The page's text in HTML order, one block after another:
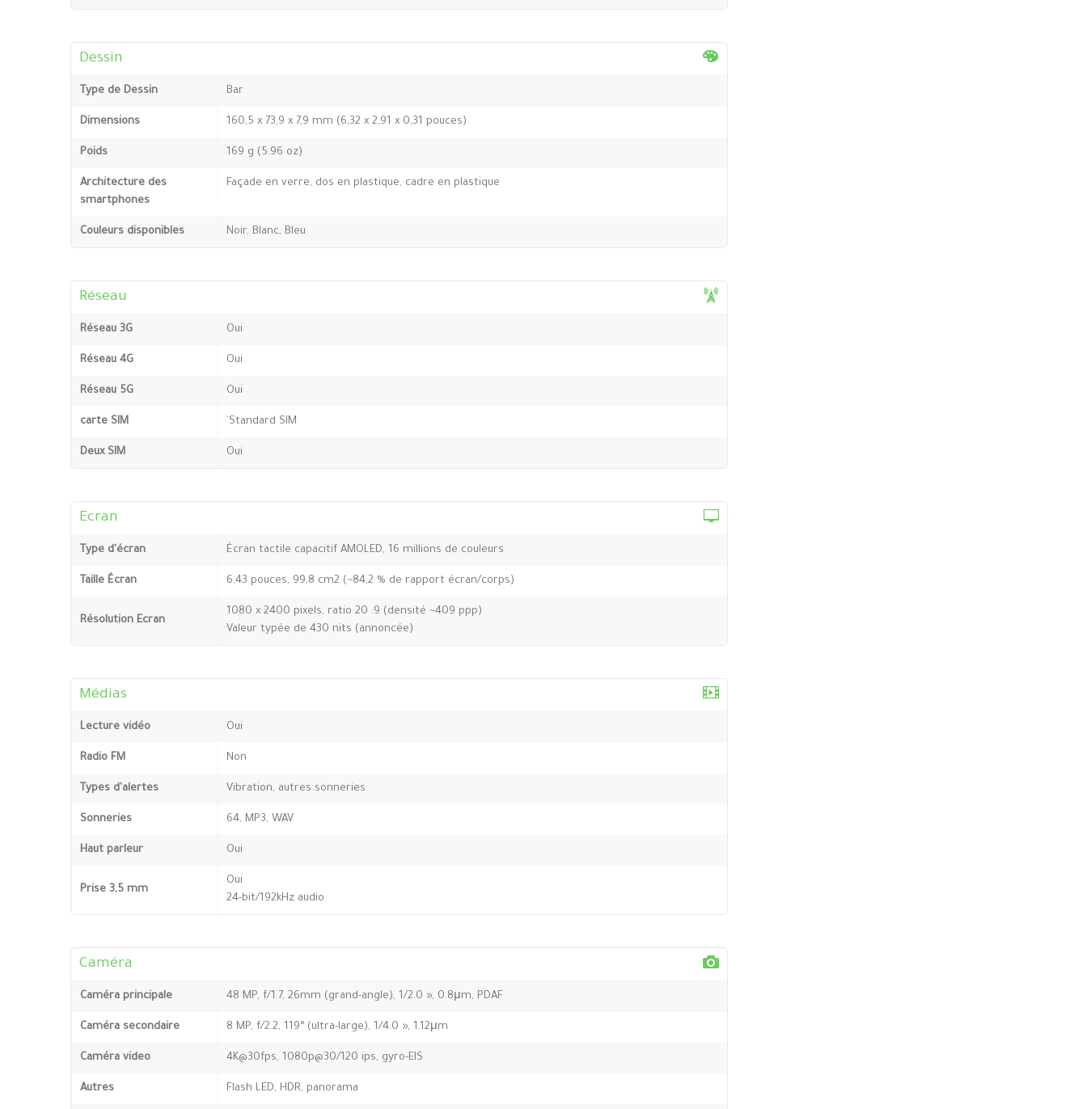
Dessin
Type de Dessin Bar
Dimensions 160,5 x 73,9 x 7,9 mm (6,32 x 2,91 x 0,31 pouces)
Poids 169 g (5.96 oz)
Architecture des
smartphones
Façade en verre, dos en plastique, cadre en plastique
Couleurs disponibles Noir, Blanc, Bleu
Réseau
Réseau 3G Oui
Réseau 4G Oui
Réseau 5G Oui
carte SIM `Standard SIM
Deux SIM Oui
Ecran
Type d'écran Écran tactile capacitif AMOLED, 16 millions de couleurs
Taille Écran 6,43 pouces, 99,8 cm2 (~84,2 % de rapport écran/corps)
Résolution Ecran
1080 x 2400 pixels, ratio 20 :9 (densité ~409 ppp)
Valeur typée de 430 nits (annoncée)
Médias
Lecture vidéo Oui
Radio FM Non
Types d'alertes Vibration, autres sonneries
Sonneries 64, MP3, WAV
Haut parleur Oui
Prise 3,5 mm
Oui
24-bit/192kHz audio
Caméra
Caméra principale 48 MP, f/1.7, 26mm (grand-angle), 1/2.0 », 0.8μm, PDAF
Caméra secondaire 8 MP, f/2.2, 119° (ultra-large), 1/4.0 », 1.12μm
Caméra video 4K@30fps, 1080p@30/120 ips, gyro-EIS
Autres Flash LED, HDR, panorama